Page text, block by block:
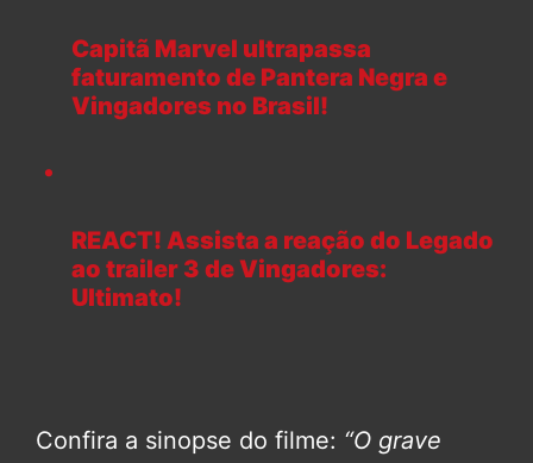
Capitã Marvel ultrapassa
faturamento de Pantera Negra e
Vingadores no Brasil!
REACT! Assista a reação do Legado
ao trailer 3 de Vingadores:
Ultimato!
Confira a sinopse do filme: “O grave